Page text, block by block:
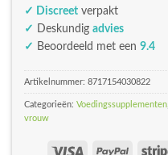
✓ Discreet verpakt
✓
Deskundig advies
✓ Beoordeeld met een 9.4
Artikelnummer: 8717154030822
Categorieën: Voedingssupplementen
vrouw